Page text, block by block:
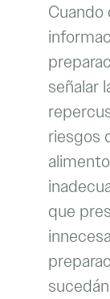
señalar
riesgos
que